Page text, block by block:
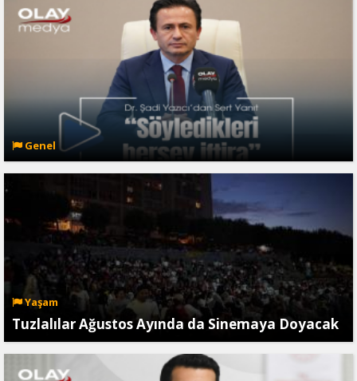
Genel
Yaşam
Tuzlalılar Ağustos Ayında da Sinemaya Doyacak